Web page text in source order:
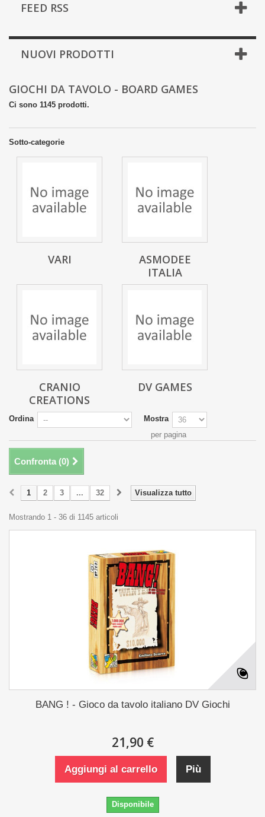
FEED RSS
NUOVI PRODOTTI
GIOCHI DA TAVOLO - BOARD GAMES
Ci sono 1145 prodotti.
Sotto-categorie
VARI
ASMODEE
ITALIA
CRANIO
CREATIONS
DV GAMES
Ordina
Mostra
per pagina
Confronta (0)
Visualizza tutto
1 2 3 ... 32
Mostrando 1 - 36 di 1145 articoli
BANG ! - Gioco da tavolo italiano DV Giochi
21,90 €
Aggiungi al carrello Più
Disponibile